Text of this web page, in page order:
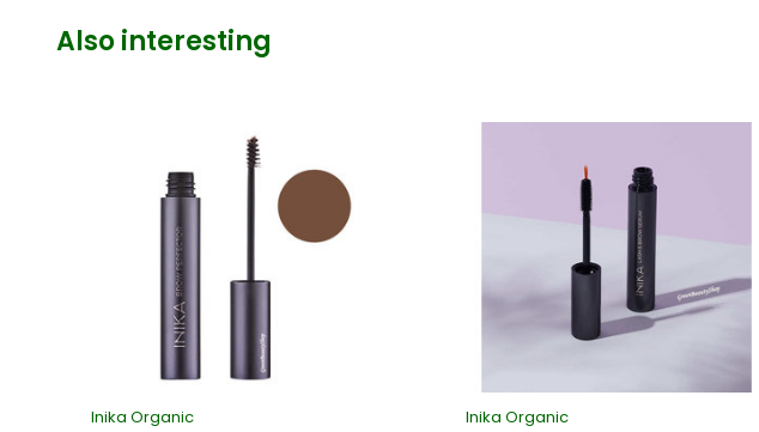
Also interesting
Inika Organic Inika Organic